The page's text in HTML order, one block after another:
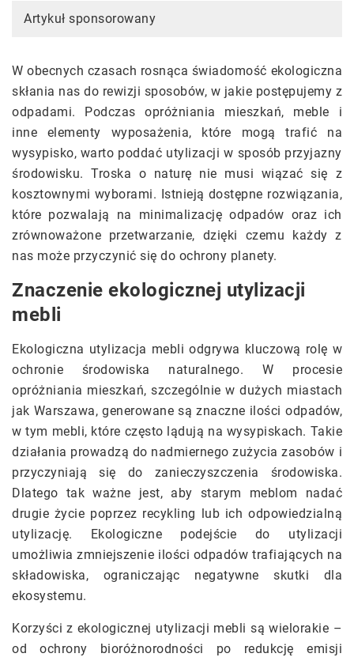
Artykuł sponsorowany
W obecnych czasach rosnąca świadomość ekologiczna
skłania nas do rewizji sposobów, w jakie postępujemy z
odpadami. Podczas opróżniania mieszkań, meble i
inne elementy wyposażenia, które mogą trafić na
wysypisko, warto poddać utylizacji w sposób przyjazny
środowisku. Troska o naturę nie musi wiązać się z
kosztownymi wyborami. Istnieją dostępne rozwiązania,
które pozwalają na minimalizację odpadów oraz ich
zrównoważone przetwarzanie, dzięki czemu każdy z
nas może przyczynić się do ochrony planety.
Znaczenie ekologicznej utylizacji
mebli
Ekologiczna utylizacja mebli odgrywa kluczową rolę w
ochronie środowiska naturalnego. W procesie
opróżniania mieszkań, szczególnie w dużych miastach
jak Warszawa, generowane są znaczne ilości odpadów,
w tym mebli, które często lądują na wysypiskach. Takie
działania prowadzą do nadmiernego zużycia zasobów i
przyczyniają się do zanieczyszczenia środowiska.
Dlatego tak ważne jest, aby starym meblom nadać
drugie życie poprzez recykling lub ich odpowiedzialną
utylizację. Ekologiczne podejście do utylizacji
umożliwia zmniejszenie ilości odpadów trafiających na
składowiska, ograniczając negatywne skutki dla
ekosystemu.
Korzyści z ekologicznej utylizacji mebli są wielorakie –
od ochrony bioróżnorodności po redukcję emisji